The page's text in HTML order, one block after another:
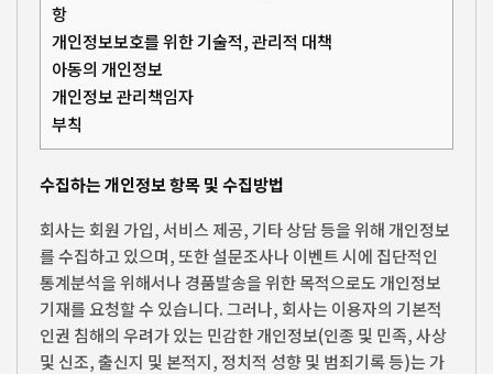
항
개인정보보호를 위한 기술적, 관리적 대책
아동의 개인정보
개인정보 관리책임자
부칙
수집하는 개인정보 항목 및 수집방법
회사는 회원 가입, 서비스 제공, 기타 상담 등을 위해 개인정보
를 수집하고 있으며, 또한 설문조사나 이벤트 시에 집단적인
통계분석을 위해서나 경품발송을 위한 목적으로도 개인정보
기재를 요청할 수 있습니다. 그러나, 회사는 이용자의 기본적
인권 침해의 우려가 있는 민감한 개인정보(인종 및 민족, 사상
및 신조, 출신지 및 본적지, 정치적 성향 및 범죄기록 등)는 가